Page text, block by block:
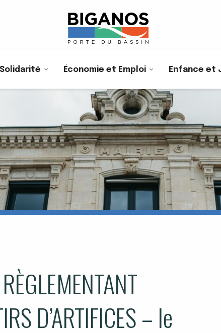
Solidarité Économie et Emploi Enfance et
D’ARTIFICES – le